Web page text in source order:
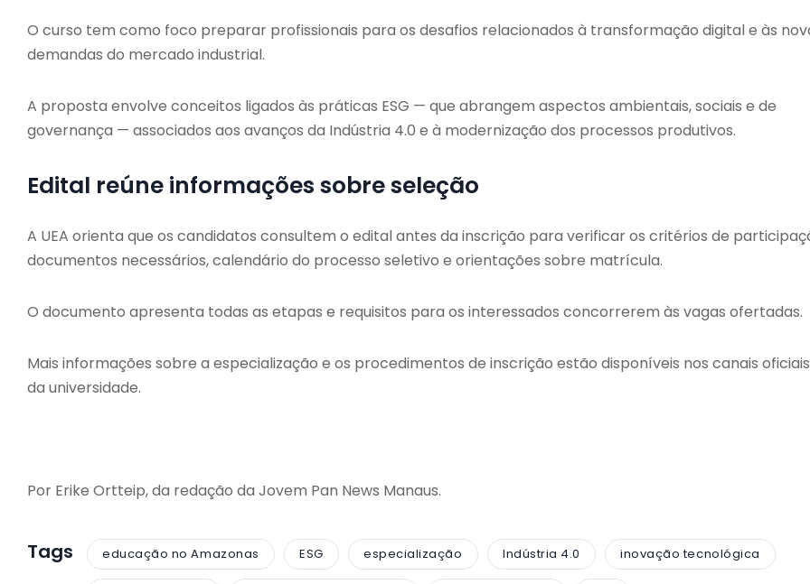
O curso tem como foco preparar profissionais para os desafios relacionados à transformação digital e às
demandas do mercado industrial.
A proposta envolve conceitos ligados às práticas ESG — que abrangem aspectos ambientais, sociais e de
governança — associados aos avanços da Indústria 4.0 e à modernização dos processos produtivos.
Edital reúne informações sobre seleção
A UEA orienta que os candidatos consultem o edital antes da inscrição para verificar os critérios de
documentos necessários, calendário do processo seletivo e orientações sobre matrícula.
O documento apresenta todas as etapas e requisitos para os interessados concorrerem às vagas ofertadas.
Mais informações sobre a especialização e os procedimentos de inscrição estão disponíveis nos canais oficiais
da universidade.
Por Erike Ortteip, da redação da Jovem Pan News Manaus.
Tags educação no Amazonas ESG especialização Indústria 4.0 inovação tecnológica